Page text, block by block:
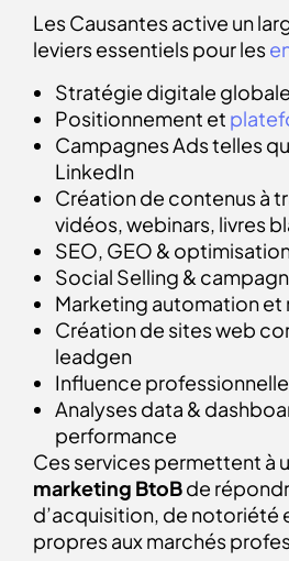
Les Causantes active un
leviers essentiels pour les
Stratégie digitale globale
Positionnement et
Campagnes Ads telles
LinkedIn
Création de contenus à
vidéos, webinars, livres
SEO, GEO &
Social Selling &
Marketing automation et
Création de sites web
leadgen
Influence professionnelle
Analyses data &
performance
Ces services permettent à
marketing BtoBde
d’acquisition, de notoriété
propres aux marchés